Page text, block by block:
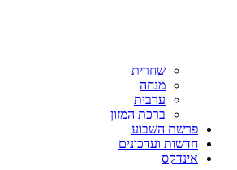
שחרית
מנחה
ערבית
ברכת המזון
פרשת השבוע
חדשות ועדכונים
אינדקס